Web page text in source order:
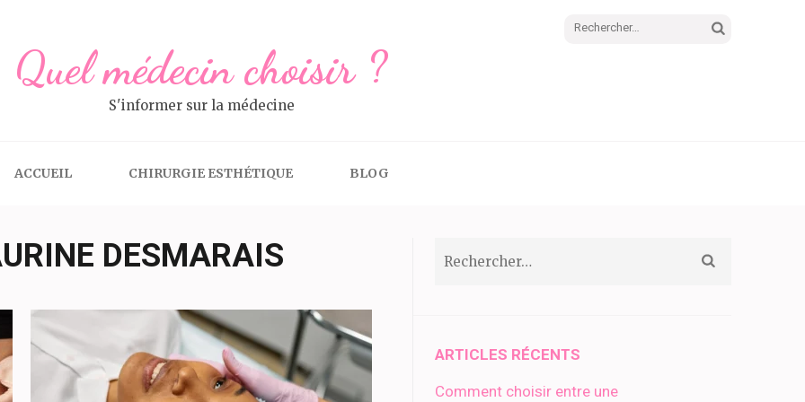
Rechercher :
Quel médecin choisir ?
S'informer sur la médecine
ACCUEIL CHIRURGIE ESTHÉTIQUE BLOG
DESMARAIS Rechercher :
ARTICLES RÉCENTS
Comment choisir entre une